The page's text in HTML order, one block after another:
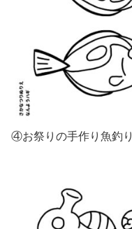
④お祭りの手作り魚釣